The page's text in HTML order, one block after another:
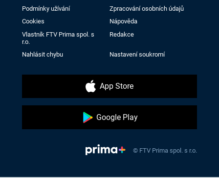
Podmínky užívání
Zpracování osobních údajů
Cookies
Nápověda
Vlastník FTV Prima spol. s
r.o.
Redakce
Nahlásit chybu Nastavení soukromí
App Store
Google Play
© FTV Prima spol. s r.o.